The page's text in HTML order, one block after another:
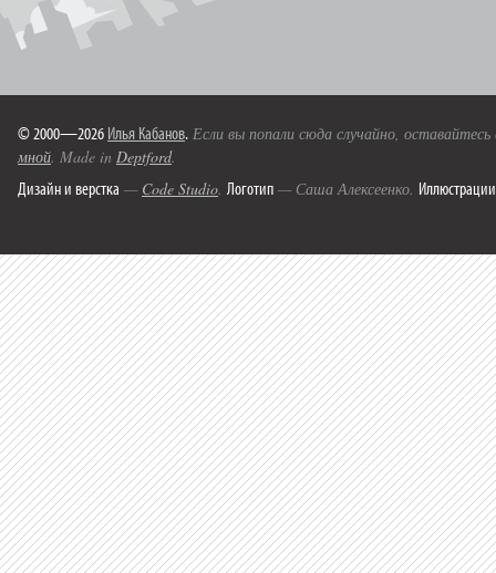
© 2000—2026 Илья Кабанов. Если вы попали сюда случайно,
мной. Made in Deptford.
Дизайн и верстка — Code Studio. Логотип — Саша Алексеенко. Иллюстрации